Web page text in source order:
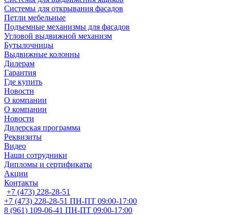
Системы для открывания фасадов
Петли мебельные
Подъемные механизмы для фасадов
Угловой выдвижной механизм
Бутылочницы
Выдвижные колонны
Дилерам
Гарантия
Где купить
Новости
О компании
О компании
Новости
Дилерская программа
Реквизиты
Видео
Наши сотрудники
Дипломы и сертификаты
Акции
Контакты
+7 (473) 228-28-51
+7 (473) 228-28-51 ПН-ПТ 09:00-17:00
8 (961) 109-06-41 ПН-ПТ 09:00-17:00